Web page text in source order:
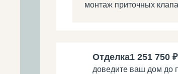
монтаж приточных
Отделка1 251 750 ₽
доведите ваш дом до